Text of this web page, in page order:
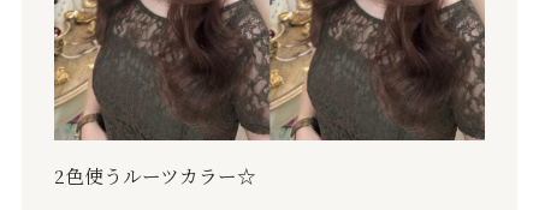
2色使うルーツカラー☆